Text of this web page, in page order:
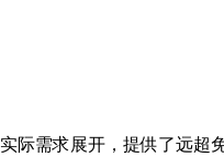
际需求展开，提供了远超